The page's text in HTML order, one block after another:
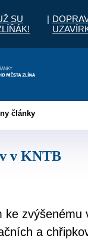
SU
|
Potřebuji zaplatit
články
v KNTB
ke zvýšenému
a